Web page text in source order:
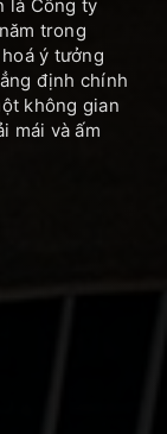
là Công ty
trong
ý tưởng
định chính
không gian
mái và ấm